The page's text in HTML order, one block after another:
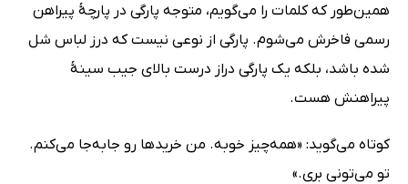
همین‌طور که کلمات را می‌گویم، متوجه پارگی در پارچۀ پیراهن
رسمی فاخرش می‌شوم. پارگی از نوعی نیست که درز لباس شل
شده باشد، بلکه یک پارگی دراز درست بالای جیب سینۀ
پیراهنش هست.
کوتاه می‌گوید: «همه‌چیز خوبه. من خریدها رو جابه‌جا می‌کنم.
تو می‌تونی بری.»